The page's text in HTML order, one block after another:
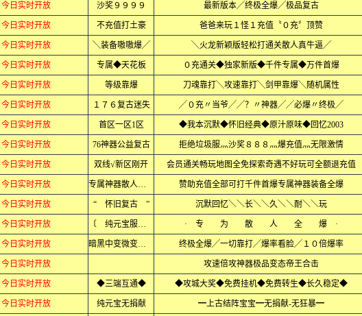
今日实时开放 沙奖９９９９ 最新版本╱终极全爆╱极品复古
今日实时开放 不充值打土豪 爸爸来玩１怪１充值〝０充〞顶赞
今日实时开放 ╲装备嗷嗷爆╱ ╲火龙新颖版轻松打通关散人真牛逼╱
今日实时开放 专属◆天花板 ０充通关◆独家新版◆千件专属◆万件首爆
今日实时开放 等级靠爆 刀魂靠打╲攻速靠打╲剑甲靠爆╲随机属性
今日实时开放 １７６复古迷失 ╱０充〃当爷╱╱？〃神器╱╱必爆〃终极╱
今日实时开放 首区一区1区 ◆我本沉默◆怀旧经典◆原汁原味◆回忆2003
今日实时开放 76神器公益复古 拒绝垃圾服灬沙奖８８８灬爆充值灬无限激情
今日实时开放 双线√新区刚开 会员通关畅玩地图全免探索奇遇不好玩可全额退充值
今日实时开放 专属神器散人通关 赞助充值全部可打千件首爆专属神器装备全爆
今日实时开放 “ 怀旧复古 ” 沉默回忆＼＼长＼＼久＼＼耐＼＼玩
今日实时开放 〔 纯元宝服 〕 · 专 为 散 人 全 爆 ·
今日实时开放 暗黑中变微变迷失 终极全爆╱一切靠打╱爆率看脸╱１０倍爆率
今日实时开放 攻速倍攻神器极品变态帝王合击
今日实时开放 ◆三端互通◆ ◆攻城大奖◆免费挂机◆免费转生◆长久稳定◆
今日实时开放 纯元宝无捐献 ━上古结阵宝宝━无捐献-无狂暴━